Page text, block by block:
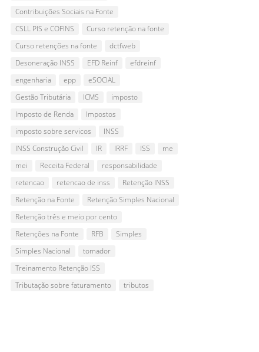
Contribuições Sociais na Fonte
CSLL PIS e COFINS
Curso retenção na fonte
Curso retenções na fonte
dctfweb
Desoneração INSS
EFD Reinf
efdreinf
engenharia
epp
eSOCIAL
Gestão Tributária
ICMS
imposto
Imposto de Renda
Impostos
imposto sobre servicos
INSS
INSS Construção Civil
IR IRRF ISS
me
mei
Receita Federal
responsabilidade
retencao
retencao de inss
Retenção INSS
Retenção na Fonte
Retenção Simples Nacional
Retenção três e meio por cento
Retenções na Fonte
RFB
Simples
Simples Nacional
tomador
Treinamento Retenção ISS
Tributação sobre faturamento
tributos